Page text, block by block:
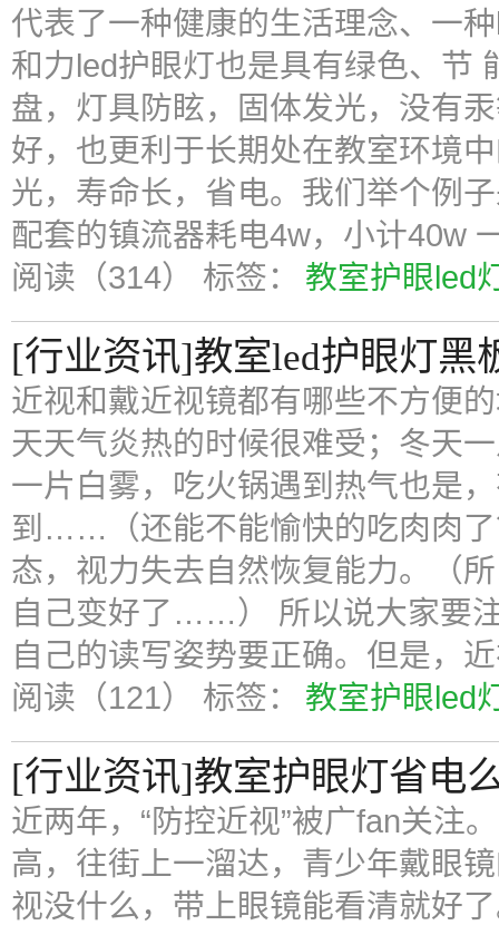
代表了一种健康的生活理念、一
和力led护眼灯也是具有绿色、节
盘，灯具防眩，固体发光，没有
好，也更利于长期处在教室环境
光，寿命长，省电。我们举个例
配套的镇流器耗电4w，小计40w
阅读（314） 标签： 教室护眼led
[行业资讯]教室led护眼灯黑
近视和戴近视镜都有哪些不方便
天天气炎热的时候很难受；冬天
一片白雾，吃火锅遇到热气也是
到……（还能不能愉快的吃肉肉
态，视力失去自然恢复能力。（
自己变好了……） 所以说大家要
自己的读写姿势要正确。但是，
阅读（121） 标签： 教室护眼led
[行业资讯]教室护眼灯省电
近两年，“防控近视”被广fan关注
高，往街上一溜达，青少年戴眼
视没什么，带上眼镜能看清就好